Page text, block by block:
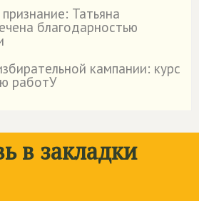
Татьяна
благодарностью
кампании: курс
работУ
в закладки